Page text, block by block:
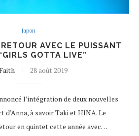
Japon
AVEC LE PUISSANT
GOTTA LIVE”
28 août 2019
l’intégration de deux nouvelles
d’Anna, à savoir Taki et HINA. Le
en quintet cette année avec…